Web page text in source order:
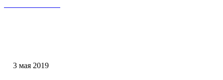
3 мая 2019